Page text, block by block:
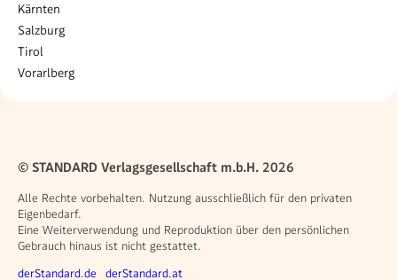
Kärnten
Salzburg
Tirol
Vorarlberg
© STANDARD Verlagsgesellschaft m.b.H. 2026
Alle Rechte vorbehalten. Nutzung ausschließlich für den privaten
Eigenbedarf.
Eine Weiterverwendung und Reproduktion über den persönlichen
Gebrauch hinaus ist nicht gestattet.
Weitere Angebote
derStandard.de derStandard.at